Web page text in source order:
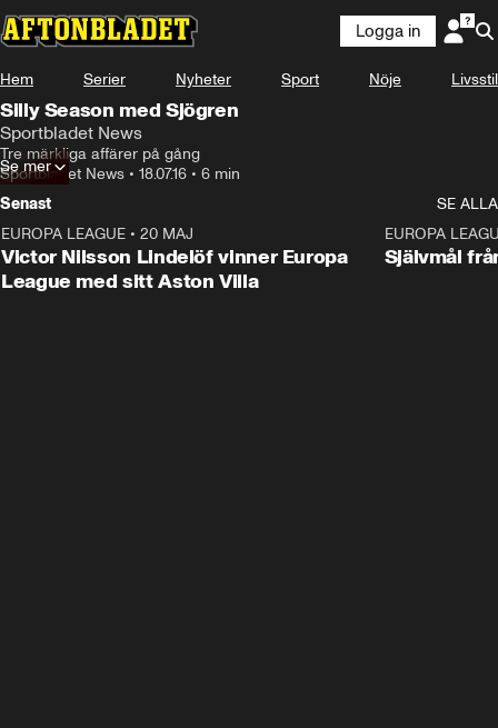
Logga in
Hem Serier Nyheter Sport Nöje Livsstil
Silly Season med Sjögren
Sportbladet News
Tre märkliga affärer på gång
Sportbladet News • 18.07.16 • 6 min
Se mer
Senast
SE ALLA
EUROPA LEAGUE • 20 MAJ
Victor Nilsson Lindelöf vinner Europa
League med sitt Aston Villa
EUROPA
Självmål